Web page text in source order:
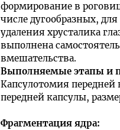
формирование в
числе дугообразных,
удаления хрусталика
выполнена
вмешательства.
Выполняемые этапы и
Капсулотомия
передней капсулы,
Фрагментация ядра: